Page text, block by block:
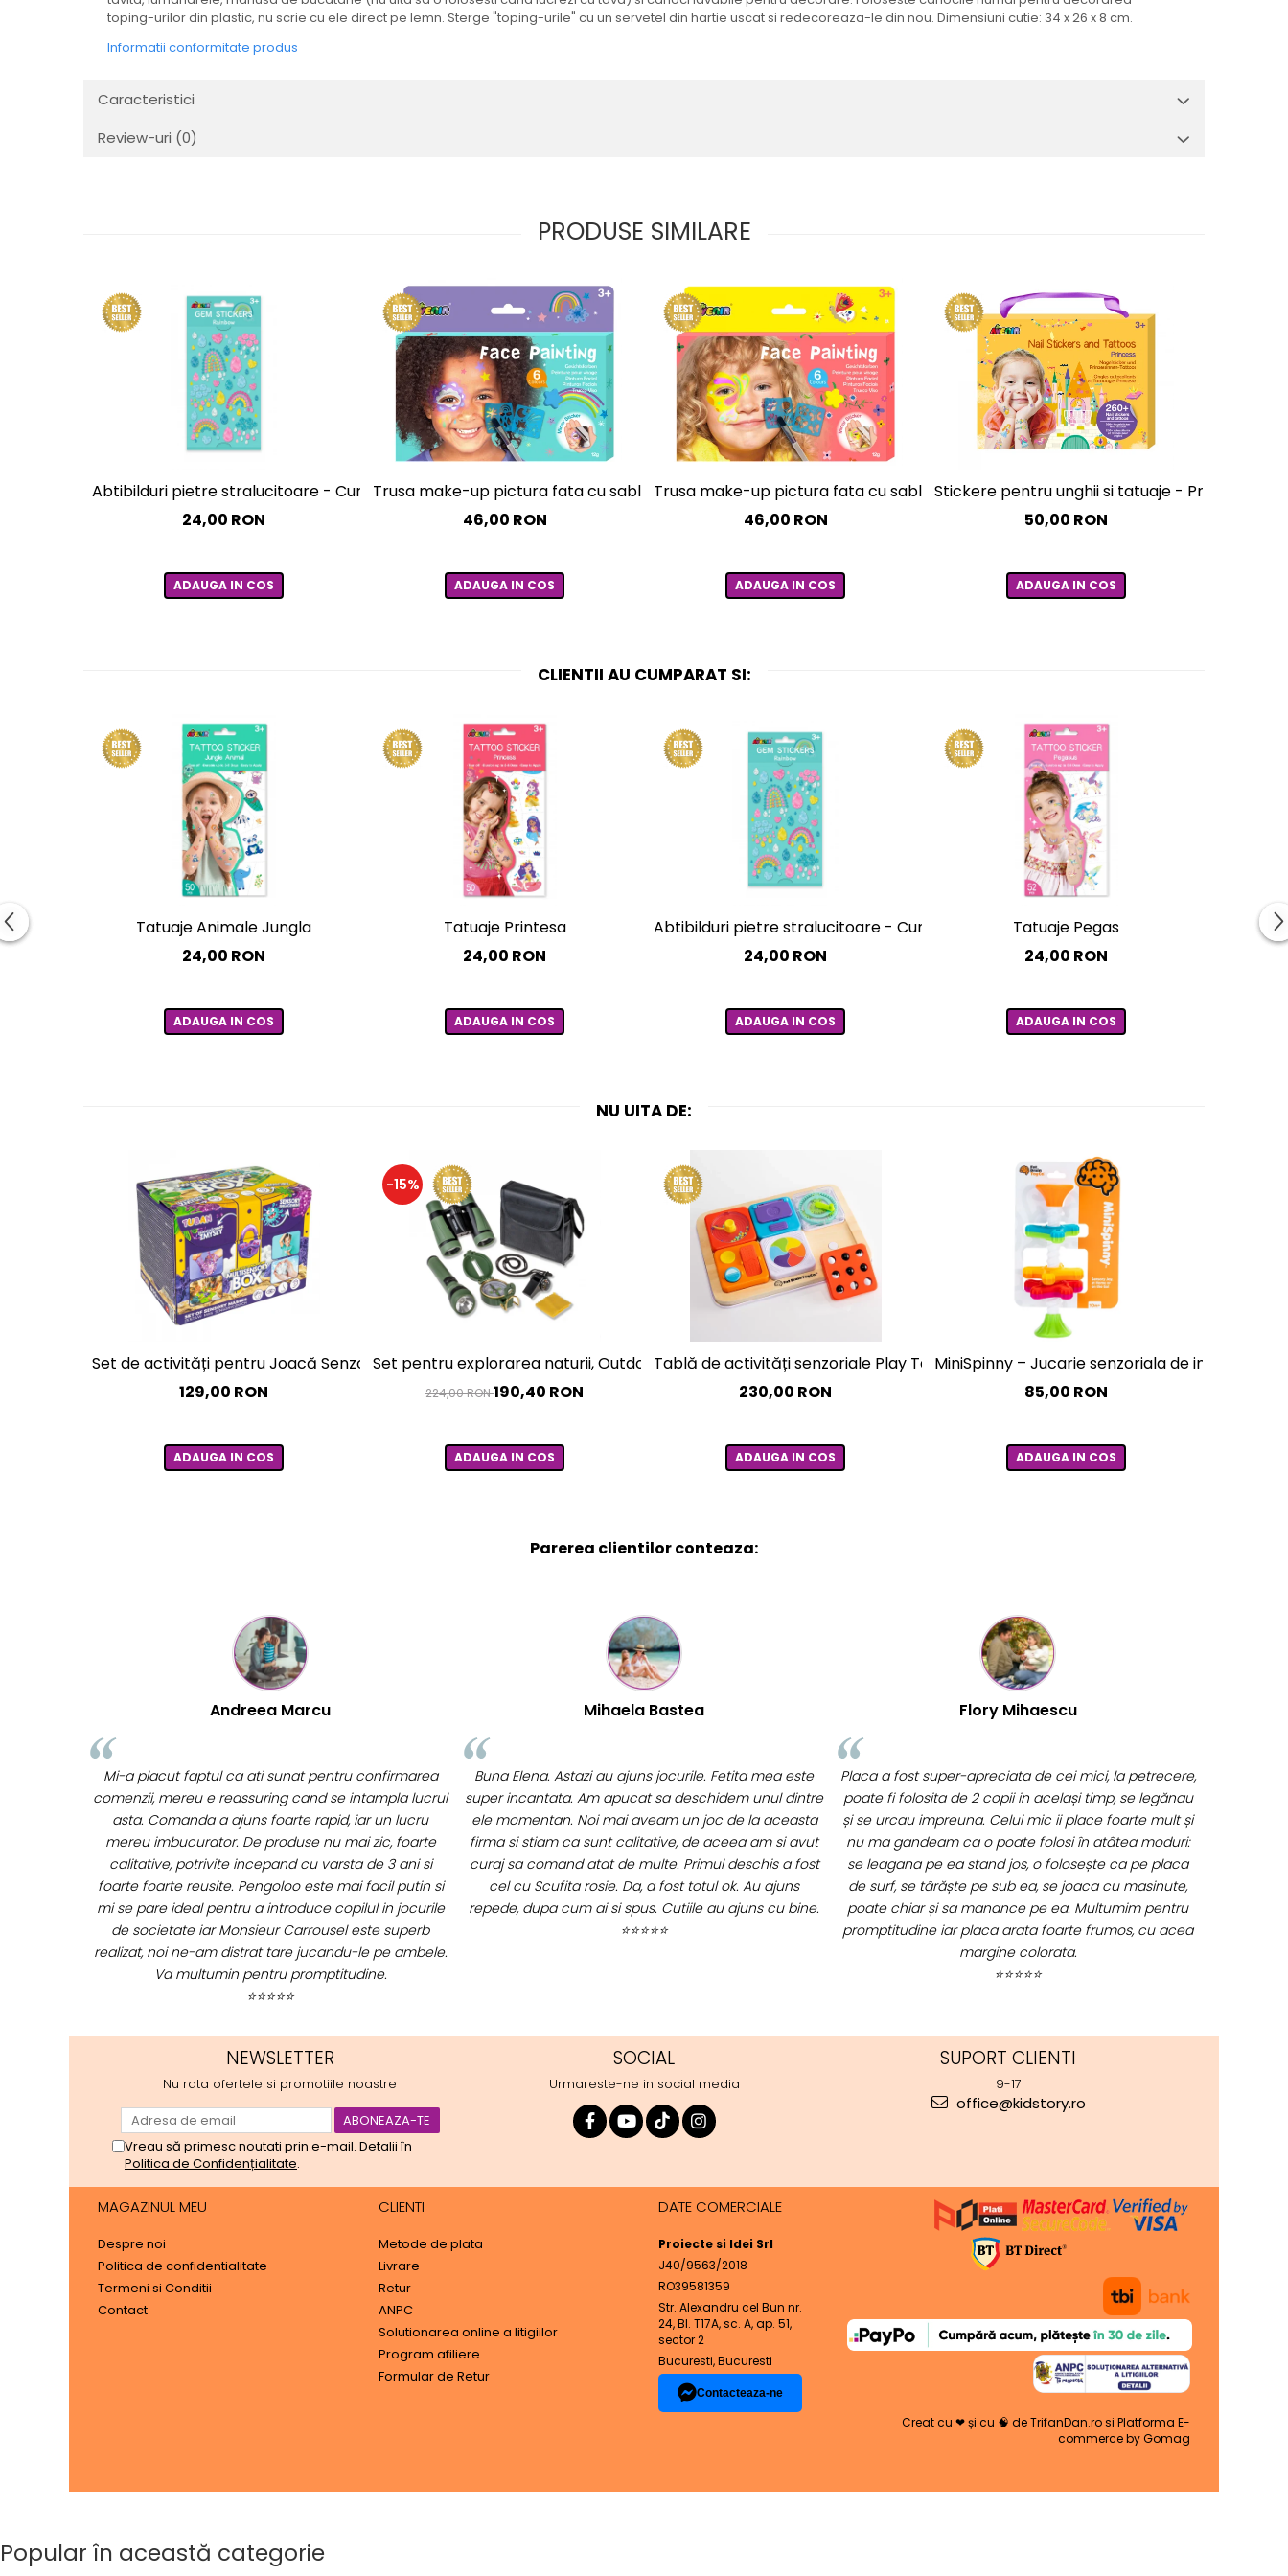
toping-urilor din plastic, nu scrie cu ele direct pe lemn. Sterge "toping-urile" cu un servetel din hartie uscat si redecoreaza-le din nou. Dimensiuni cutie: 34 x 26 x 8 cm.
Informatii conformitate produs
Caracteristici
Review-uri (0)
PRODUSE SIMILARE
Abtibilduri pietre stralucitoare - Curcubee
24,00 RON
ADAUGA IN COS
Trusa make-up pictura fata cu sabloane incluse - sase culori non-alergice - curcubeu si stele
46,00 RON
ADAUGA IN COS
Trusa make-up pictura fata cu sabloane incluse - sase culori non-alergice - flori si
46,00 RON
ADAUGA IN COS
Stickere pentru unghii si tatuaje - Printesa
50,00 RON
ADAUGA IN COS
CLIENTII AU CUMPARAT SI:
Tatuaje Animale Jungla
24,00 RON
ADAUGA IN COS
Tatuaje Printesa
24,00 RON
ADAUGA IN COS
Abtibilduri pietre stralucitoare - Curcubee
24,00 RON
ADAUGA IN COS
Tatuaje Pegas
24,00 RON
ADAUGA IN COS
NU UITA DE:
Set de activități pentru Joacă Senzorială – cutie multi-senzorială
129,00 RON
ADAUGA IN COS
-15%
Set pentru explorarea naturii, Outdoor Adventure
224,00 RON190,40 RON
ADAUGA IN COS
Tablă de activități senzoriale Play Tab Essential
230,00 RON
ADAUGA IN COS
MiniSpinny – Jucarie senzoriala de insurubat
85,00 RON
ADAUGA IN COS
Parerea clientilor conteaza:
Mihaela Bastea
Buna Elena. Astazi au ajuns jocurile. Fetita mea este
super incantata. Am apucat sa deschidem unul dintre
ele momentan. Noi mai aveam un joc de la aceasta
firma si stiam ca sunt calitative, de aceea am si avut
curaj sa comand atat de multe. Primul deschis a fost
cel cu Scufita rosie. Da, a fost totul ok. Au ajuns
repede, dupa cum ai si spus. Cutiile au ajuns cu bine.
⭐⭐⭐⭐⭐
Flory Mihaescu
Placa a fost super-apreciata de cei mici, la petrecere,
poate fi folosita de 2 copii in același timp, se legănau
și se urcau impreuna. Celui mic ii place foarte mult și
nu ma gandeam ca o poate folosi în atâtea moduri:
se leagana pe ea stand jos, o folosește ca pe placa
de surf, se târăște pe sub ea, se joaca cu masinute,
poate chiar și sa manance pe ea. Multumim pentru
promptitudine iar placa arata foarte frumos, cu acea
Cristina Hanga
Tot ce am comandat pana acum a fost suuuper, f
faine chestii si livrarea de nota 100 ... de pe o zi pe alta
. Aveam emotii ca nu va ajunge swayer pt ziua
copilului din weekend, dar e joi azi si a ajuns :) abia
astept sa ii dau cadoul :D revin cu feedback apoi. Va
multumesc !! <3
⭐⭐⭐⭐⭐
NEWSLETTER
Nu rata ofertele si promotiile noastre
Vreau să primesc noutati prin e-mail. Detalii în
Politica de Confidențialitate.
SOCIAL
Urmareste-ne in social media
SUPORT CLIENTI
9-17
office@kidstory.ro
MAGAZINUL MEU
Despre noi
Politica de confidentialitate
Termeni si Conditii
Contact
CLIENTI
Metode de plata
Livrare
Retur
ANPC
Solutionarea online a litigiilor
Program afiliere
Formular de Retur
DATE COMERCIALE
Proiecte si Idei Srl
J40/9563/2018
RO39581359
Str. Alexandru cel Bun nr.
24, Bl. T17A, sc. A, ap. 51,
sector 2
Bucuresti, Bucuresti
Contacteaza-ne
Creat cu ❤ și cu 🧠 de TrifanDan.rosi Platforma E-
commerce by Gomag
Popular în această categorie